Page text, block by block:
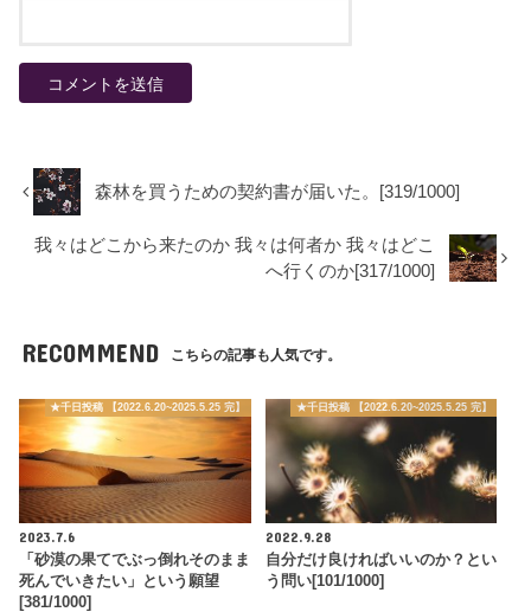
森林を買うための契約書が届いた。[319/1000]
我々はどこから来たのか 我々は何者か 我々はどこ
へ行くのか[317/1000]
RECOMMEND こちらの記事も人気です。
★千日投稿 【2022.6.20~2025.5.25 完】
2023.7.6
「砂漠の果てでぶっ倒れそのまま
死んでいきたい」という願望
[381/1000]
★千日投稿 【2022.6.20~2025.5.25 完】
2022.9.28
自分だけ良ければいいのか？とい
う問い[101/1000]